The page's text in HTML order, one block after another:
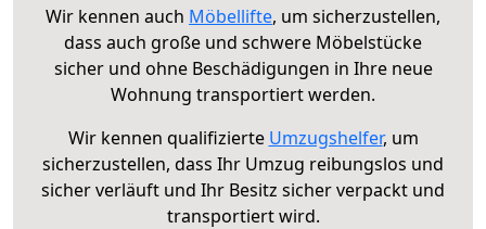
Wir kennen auch Möbellifte, um sicherzustellen,
dass auch große und schwere Möbelstücke
sicher und ohne Beschädigungen in Ihre neue
Wohnung transportiert werden.
Wir kennen qualifizierte Umzugshelfer, um
sicherzustellen, dass Ihr Umzug reibungslos und
sicher verläuft und Ihr Besitz sicher verpackt und
transportiert wird.